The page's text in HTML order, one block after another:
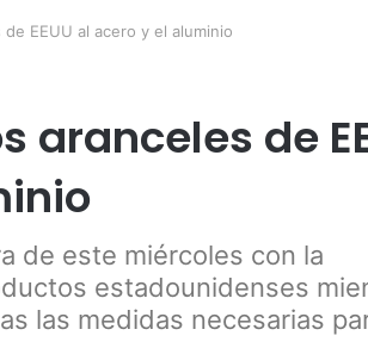
EEUU al acero y el aluminio
aranceles de
de este miércoles con la
estadounidenses
las medidas necesarias